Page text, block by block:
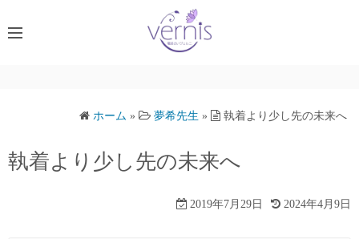
ン
キ
ホーム » 夢希先生 » 執着より少し先の未来へ
執着より少し先の未来へ
2019年7月29日 2024年4月9日